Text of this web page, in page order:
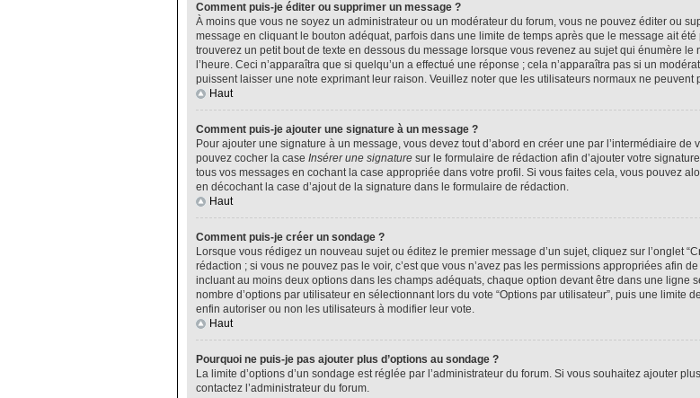
Comment puis-je éditer ou supprimer un message ?
À moins que vous ne soyez un administrateur ou un modérateur du forum, vous ne pouvez éditer ou
message en cliquant le bouton adéquat, parfois dans une limite de temps après que le message ait
trouverez un petit bout de texte en dessous du message lorsque vous revenez au sujet qui énumère le
l’heure. Ceci n’apparaîtra que si quelqu’un a effectué une réponse ; cela n’apparaîtra pas si un
puissent laisser une note exprimant leur raison. Veuillez noter que les utilisateurs normaux ne
Haut
Comment puis-je ajouter une signature à un message ?
Pour ajouter une signature à un message, vous devez tout d’abord en créer une par l’intermédiaire
pouvez cocher la case Insérer une signature sur le formulaire de rédaction afin d’ajouter votre
tous vos messages en cochant la case appropriée dans votre profil. Si vous faites cela, vous pouvez
en décochant la case d’ajout de la signature dans le formulaire de rédaction.
Haut
Comment puis-je créer un sondage ?
Lorsque vous rédigez un nouveau sujet ou éditez le premier message d’un sujet, cliquez sur l’onglet
rédaction ; si vous ne pouvez pas le voir, c’est que vous n’avez pas les permissions appropriées afin
incluant au moins deux options dans les champs adéquats, chaque option devant être dans une ligne
nombre d’options par utilisateur en sélectionnant lors du vote “Options par utilisateur”, puis une limite
enfin autoriser ou non les utilisateurs à modifier leur vote.
Haut
Pourquoi ne puis-je pas ajouter plus d’options au sondage ?
La limite d’options d’un sondage est réglée par l’administrateur du forum. Si vous souhaitez ajouter
contactez l’administrateur du forum.